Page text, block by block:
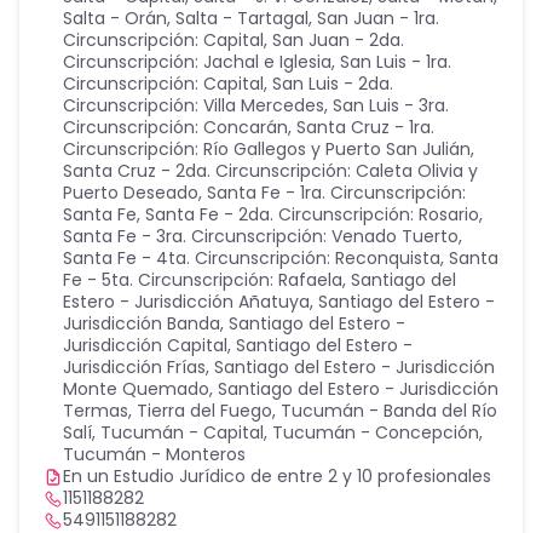
Salta - Orán, Salta - Tartagal, San Juan - 1ra.
Circunscripción: Capital, San Juan - 2da.
Circunscripción: Jachal e Iglesia, San Luis - 1ra.
Circunscripción: Capital, San Luis - 2da.
Circunscripción: Villa Mercedes, San Luis - 3ra.
Circunscripción: Concarán, Santa Cruz - 1ra.
Circunscripción: Río Gallegos y Puerto San Julián,
Santa Cruz - 2da. Circunscripción: Caleta Olivia y
Puerto Deseado, Santa Fe - 1ra. Circunscripción:
Santa Fe, Santa Fe - 2da. Circunscripción: Rosario,
Santa Fe - 3ra. Circunscripción: Venado Tuerto,
Santa Fe - 4ta. Circunscripción: Reconquista, Santa
Fe - 5ta. Circunscripción: Rafaela, Santiago del
Estero - Jurisdicción Añatuya, Santiago del Estero -
Jurisdicción Banda, Santiago del Estero -
Jurisdicción Capital, Santiago del Estero -
Jurisdicción Frías, Santiago del Estero - Jurisdicción
Monte Quemado, Santiago del Estero - Jurisdicción
Termas, Tierra del Fuego, Tucumán - Banda del Río
Salí, Tucumán - Capital, Tucumán - Concepción,
Tucumán - Monteros
En un Estudio Jurídico de entre 2 y 10 profesionales
1151188282
5491151188282